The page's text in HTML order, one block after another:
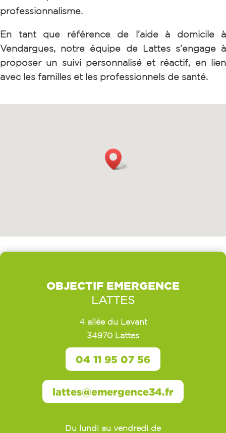
professionnalisme.
En tant que référence de l’aide à domicile à
Vendargues, notre équipe de Lattes s’engage à
proposer un suivi personnalisé et réactif, en lien
avec les familles et les professionnels de santé.
OBJECTIF EMERGENCE
LATTES
4 allée du Levant
34970 Lattes
Du lundi au vendredi de
lattes@emergence34.fr
04 11 95 07 56